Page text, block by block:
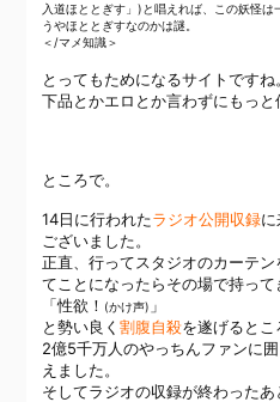
入道ほととぎす」)と唱えれば、この妖怪は
うやほととぎすなのかは謎。
＜/マメ知識＞
とってもためになるサイトですね。
下品とかエロとか言わずにもっと
ところで。
14日に行われたラジオ公開収録に
ございました。
正直、行ってスタジオのカーテ
てことになったらその場で持っ
「性欲！ (かけ声) 」
と勢い良く 割腹自殺を遂げるとこ
2億5千万人のやっちんファンに
えました。
そしてラジオの収録が終わった